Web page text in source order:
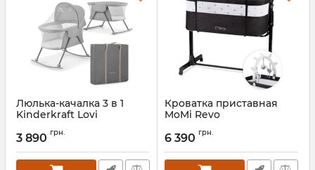
Люлька-качалка 3 в 1
Kinderkraft Lovi
3 890 грн.
Кроватка приставная
MoMi Revo
6 390 грн.